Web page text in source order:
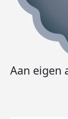
Aan eigen